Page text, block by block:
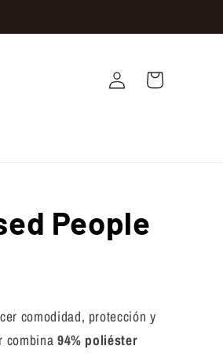
Iniciar
sesión
Carrito
People
comodidad, protección y
combina 94% poliéster